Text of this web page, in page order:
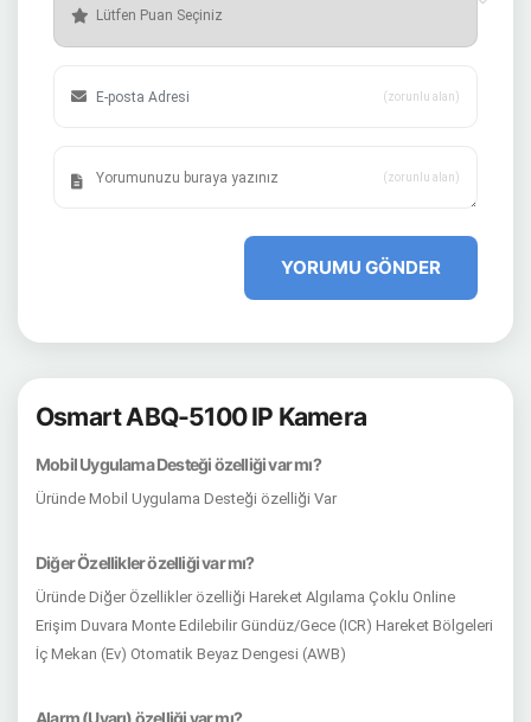
(zorunlu alan)
(zorunlu alan)
YORUMU GÖNDER
Osmart ABQ-5100 IP Kamera
Mobil Uygulama Desteği özelliği var mı?
Üründe Mobil Uygulama Desteği özelliği Var
Diğer Özellikler özelliği var mı?
Üründe Diğer Özellikler özelliği Hareket Algılama Çoklu Online
Erişim Duvara Monte Edilebilir Gündüz/Gece (ICR) Hareket Bölgeleri
İç Mekan (Ev) Otomatik Beyaz Dengesi (AWB)
Alarm (Uyarı) özelliği var mı?